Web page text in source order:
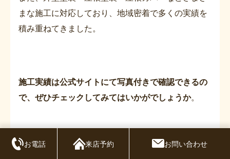
まな施工に対応しており、地域密着で多くの実績を
積み重ねてきました。
施工実績は公式サイトにて写真付きで確認できるの
で、ぜひチェックしてみてはいかがでしょうか。
お電話 来店予約 お問い合わせ